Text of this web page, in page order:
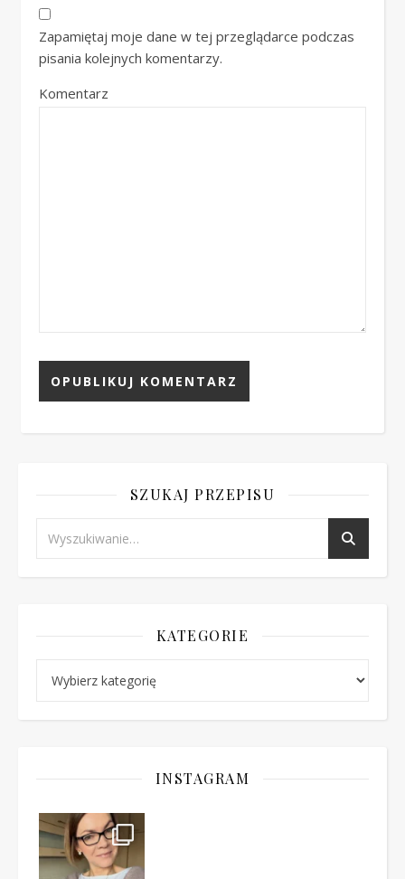
Zapamiętaj moje dane w tej przeglądarce podczas
pisania kolejnych komentarzy.
Komentarz
SZUKAJ PRZEPISU
KATEGORIE
INSTAGRAM